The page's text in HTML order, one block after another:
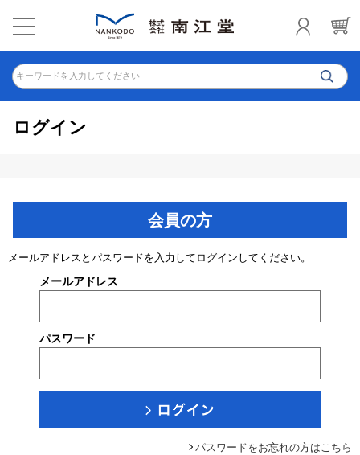
キーワードを入力してください
ログイン
会員の方
メールアドレスとパスワードを入力してログインしてください。
メールアドレス
パスワード
パスワードをお忘れの方はこちら